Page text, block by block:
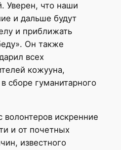
Уверен, что наши
и дальше будут
и приближать
Он также
всех
кожууна,
сборе гуманитарного
волонтеров искренние
и от почетных
известного